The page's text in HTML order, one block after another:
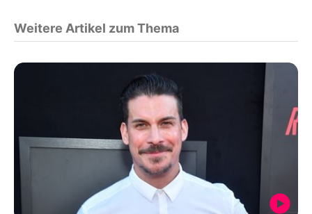
Weitere Artikel zum Thema